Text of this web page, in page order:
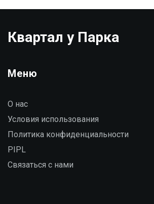
Квартал у Парка
Меню
О нас
Условия использования
Политика конфиденциальности
PIPL
Связаться с нами